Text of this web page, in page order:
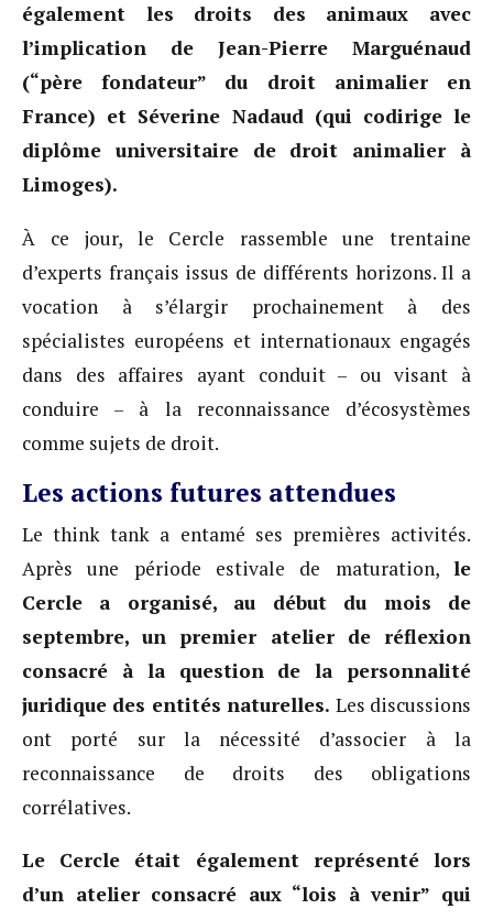
également les droits des animaux avec
l’implication de Jean-Pierre Marguénaud
(“père fondateur” du droit animalier en
France) et Séverine Nadaud (qui codirige le
diplôme universitaire de droit animalier à
Limoges).
À ce jour, le Cercle rassemble une trentaine
d’experts français issus de différents horizons. Il a
vocation à s’élargir prochainement à des
spécialistes européens et internationaux engagés
dans des affaires ayant conduit – ou visant à
conduire – à la reconnaissance d’écosystèmes
comme sujets de droit.
Les actions futures attendues
Le think tank a entamé ses premières activités.
Après une période estivale de maturation, le
Cercle a organisé, au début du mois de
septembre, un premier atelier de réflexion
consacré à la question de la personnalité
juridique des entités naturelles. Les discussions
ont porté sur la nécessité d’associer à la
reconnaissance de droits des obligations
corrélatives.
Le Cercle était également représenté lors
d’un atelier consacré aux “lois à venir” qui